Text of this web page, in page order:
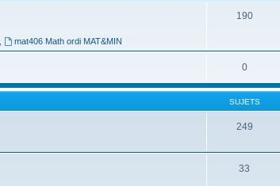
mat406 Math ordi MAT&MIN
190
0
SUJETS
249
33